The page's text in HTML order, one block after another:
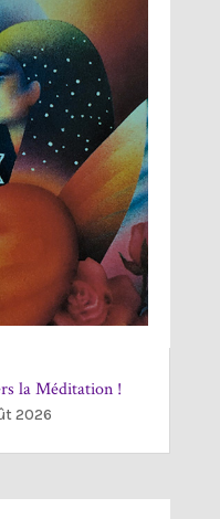
la Méditation !
2026